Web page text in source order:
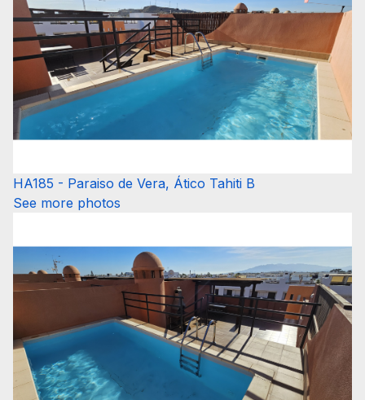
HA185 - Paraiso de Vera, Ático Tahiti B
See more photos